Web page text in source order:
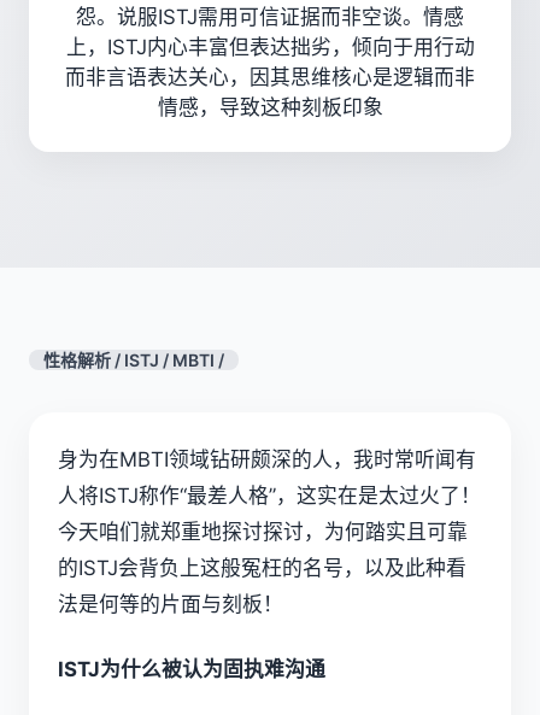
怨。说服ISTJ需用可信证据而非空谈。情感
上，ISTJ内心丰富但表达拙劣，倾向于用行动
而非言语表达关心，因其思维核心是逻辑而非
情感，导致这种刻板印象
性格解析 / ISTJ / MBTI /
身为在MBTI领域钻研颇深的人，我时常听闻有
人将ISTJ称作“最差人格”，这实在是太过火了！
今天咱们就郑重地探讨探讨，为何踏实且可靠
的ISTJ会背负上这般冤枉的名号，以及此种看
法是何等的片面与刻板！
ISTJ为什么被认为固执难沟通